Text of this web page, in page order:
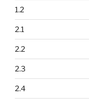
1.2
2.1
2.2
2.3
2.4